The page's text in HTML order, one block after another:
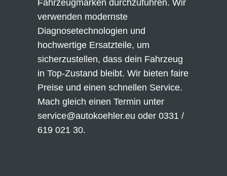
Fahrzeugmarken durchzuführen. Wir
verwenden modernste
Diagnosetechnologien und
hochwertige Ersatzteile, um
sicherzustellen, dass dein Fahrzeug
in Top-Zustand bleibt. Wir bieten faire
Preise und einen schnellen Service.
Mach gleich einen Termin unter
service@autokoehler.eu oder 0331 /
619 021 30.